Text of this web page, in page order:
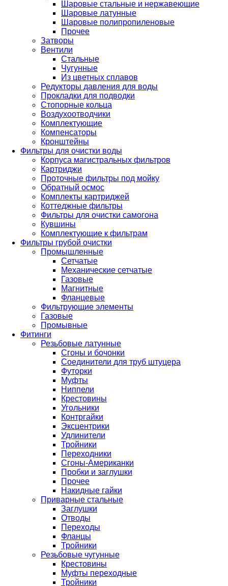
Шаровые стальные и нержавеющие
Шаровые латунные
Шаровые полипропиленовые
Прочее
Затворы
Вентили
Стальные
Чугунные
Из цветных сплавов
Редукторы давления для воды
Прокладки для подводки
Стопорные кольца
Воздухоотводчики
Комплектующие
Компенсаторы
Кронштейны
Фильтры для очистки воды
Корпуса магистральных фильтров
Картриджи
Проточные фильтры под мойку
Обратный осмос
Комплекты картриджей
Коттеджные фильтры
Фильтры для очистки самогона
Кувшины
Комплектующие к фильтрам
Фильтры грубой очистки
Промышленные
Сетчатые
Механические сетчатые
Газовые
Магнитные
Фланцевые
Фильтрующие элементы
Газовые
Промывные
Фитинги
Резьбовые латунные
Сгоны и бочонки
Соединители для труб штуцера
Футорки
Муфты
Ниппели
Крестовины
Угольники
Контргайки
Эксцентрики
Удлинители
Тройники
Переходники
Сгоны-Американки
Пробки и заглушки
Прочее
Накидные гайки
Приварные стальные
Заглушки
Отводы
Переходы
Фланцы
Тройники
Резьбовые чугунные
Крестовины
Муфты переходные
Тройники